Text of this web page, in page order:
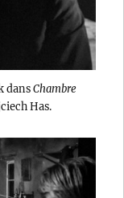
dansChambre
Has.